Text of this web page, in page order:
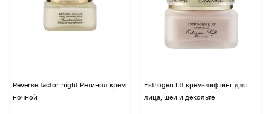
Reverse factor night Ретинол крем
ночной
Еstrogen lift крем-лифтинг для
лица, шеи и декольте